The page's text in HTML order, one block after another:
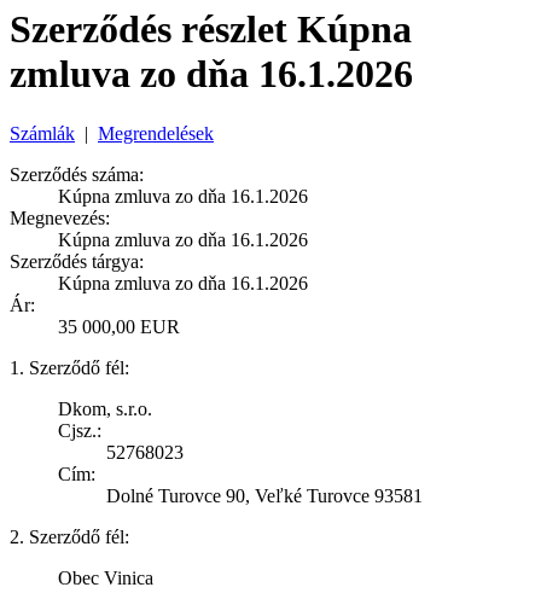
Szerződés részlet Kúpna
zmluva zo dňa 16.1.2026
Számlák | Megrendelések
Szerződés száma:
Kúpna zmluva zo dňa 16.1.2026
Megnevezés:
Kúpna zmluva zo dňa 16.1.2026
Szerződés tárgya:
Kúpna zmluva zo dňa 16.1.2026
Ár:
35 000,00 EUR
1. Szerződő fél:
Dkom, s.r.o.
Cjsz.:
52768023
Cím:
Dolné Turovce 90, Veľké Turovce 93581
2. Szerződő fél:
Obec Vinica